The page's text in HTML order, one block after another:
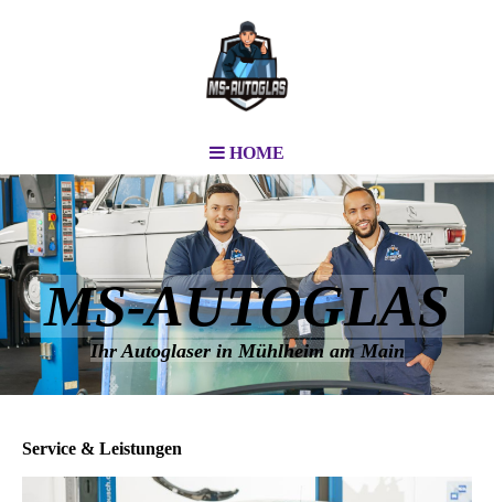
HOME
MS-AUTOGLAS
Ihr Autoglaser in Mühlheim am Main
Service & Leistungen